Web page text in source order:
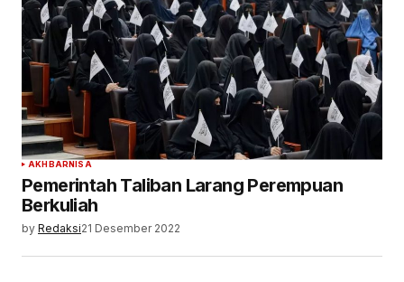
AKHBARNISA
Pemerintah Taliban Larang Perempuan
Berkuliah
by Redaksi21 Desember 2022